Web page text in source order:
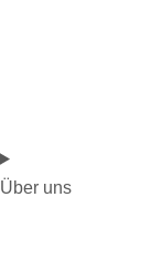
Über uns